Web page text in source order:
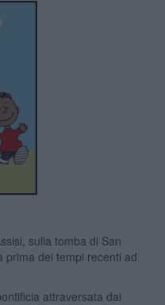
sulla tomba di San
prima dei tempi recenti ad
attraversata dai